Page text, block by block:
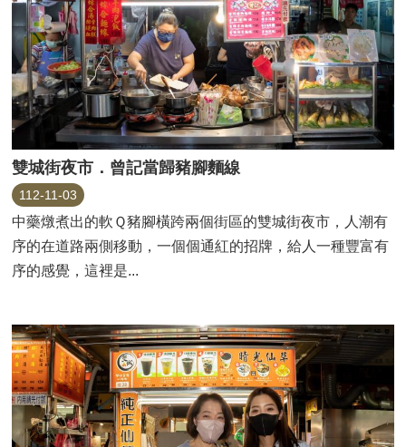
雙城街夜市．曾記當歸豬腳麵線
112-11-03
中藥燉煮出的軟Ｑ豬腳橫跨兩個街區的雙城街夜市，人潮有
序的在道路兩側移動，一個個通紅的招牌，給人一種豐富有
序的感覺，這裡是...